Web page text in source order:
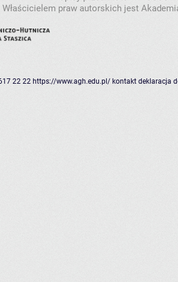
Właścicielem praw autorskich jest
22 22 https://www.agh.edu.pl/ kontakt deklaracja